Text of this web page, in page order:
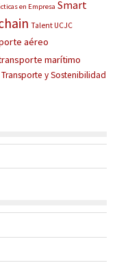
en Empresa Smart
Talent UCJC
aéreo
marítimo
Transporte y Sostenibilidad